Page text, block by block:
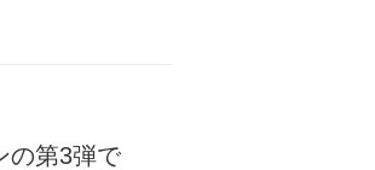
の第3弾で